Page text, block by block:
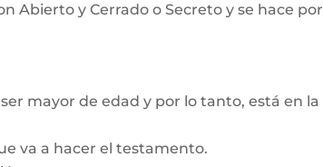
Abierto y Cerrado o Secreto y se hace
mayor de edad y por lo tanto, está en
va a hacer el testamento.